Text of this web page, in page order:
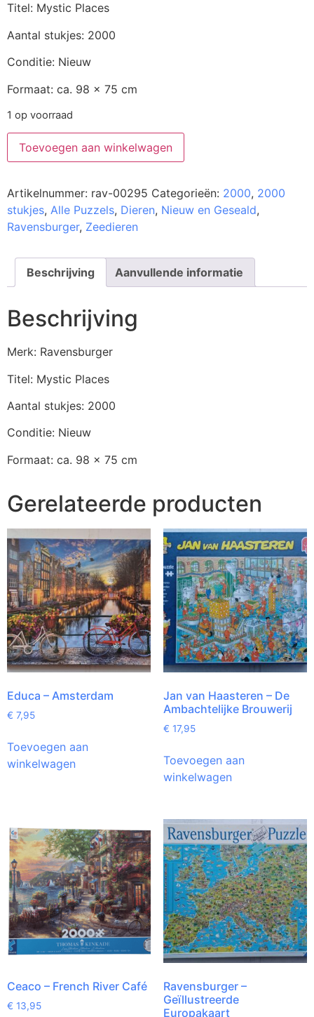
Titel: Mystic Places
Aantal stukjes: 2000
Conditie: Nieuw
Formaat: ca. 98 x 75 cm
1 op voorraad
Toevoegen aan winkelwagen
Artikelnummer: rav-00295 Categorieën: 2000, 2000
stukjes, Alle Puzzels, Dieren, Nieuw en Geseald,
Ravensburger, Zeedieren
Beschrijving Aanvullende informatie
Beschrijving
Merk: Ravensburger
Titel: Mystic Places
Aantal stukjes: 2000
Conditie: Nieuw
Formaat: ca. 98 x 75 cm
Gerelateerde producten
Educa – Amsterdam
€ 7,95
Toevoegen aan
winkelwagen
Jan van Haasteren – De
Ambachtelijke Brouwerij
€ 17,95
Toevoegen aan
winkelwagen
Ceaco – French River Café
€ 13,95
Ravensburger –
Geïllustreerde
Europakaart